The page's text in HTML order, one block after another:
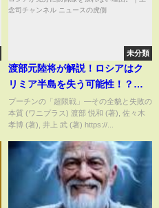
未分類
渡部元陸将が解説！ロシアはク
リミア半島を失う可能性！？ウ
クライナの攻撃に対してロシア
が充分に防御線を張れない理
由。｜上念司チャンネル ニュー
スの虎側
プーチンの「超限戦」—その全貌と失敗の
本質 (ワニプラス) 渡部 悦和 (著), 佐々木
孝博 (著), 井上 武 (著) https://...